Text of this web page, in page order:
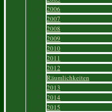
2006
2007
2008
2009
2010
2011
2012
Räumlichkeiten
2013
2014
2015